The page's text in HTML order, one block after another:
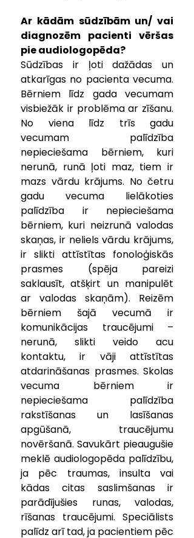
Ar kādām sūdzībām un/ vai
diagnozēm pacienti vēršas
pie audiologopēda?
Sūdzības ir ļoti dažādas un
atkarīgas no pacienta vecuma.
Bērniem līdz gada vecumam
visbiežāk ir problēma ar zīšanu.
No viena līdz trīs gadu
vecumam palīdzība
nepieciešama bērniem, kuri
nerunā, runā ļoti maz, tiem ir
mazs vārdu krājums. No četru
gadu vecuma lielākoties
palīdzība ir nepieciešama
bērniem, kuri neizrunā valodas
skaņas, ir neliels vārdu krājums,
ir slikti attīstītas fonoloģiskās
prasmes (spēja pareizi
saklausīt, atšķirt un manipulēt
ar valodas skaņām). Reizēm
bērniem šajā vecumā ir
komunikācijas traucējumi –
nerunā, slikti veido acu
kontaktu, ir vāji attīstītas
atdarināšanas prasmes. Skolas
vecuma bērniem ir
nepieciešama palīdzība
rakstīšanas un lasīšanas
apgūšanā, traucējumu
novēršanā. Savukārt pieaugušie
meklē audiologopēda palīdzību,
ja pēc traumas, insulta vai
kādas citas saslimšanas ir
parādījušies runas, valodas,
rīšanas traucējumi. Speciālists
palīdz arī tad, ja pacientiem pēc